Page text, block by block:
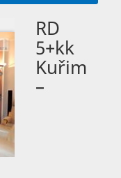
RD
5+kk
Kuřim
–